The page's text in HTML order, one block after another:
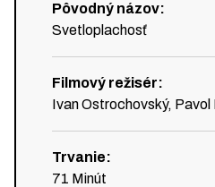
Pôvodný názov:
Svetloplachosť
Filmový režisér:
Ivan Ostrochovský, Pavol
Trvanie:
71 Minút